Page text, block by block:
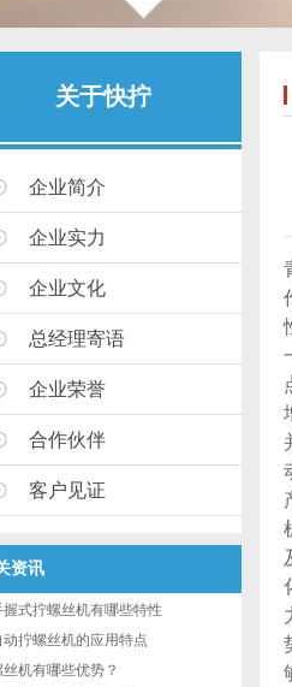
关于快拧
企业简介
企业实力
企业文化
总经理寄语
企业荣誉
合作伙伴
客户见证
资讯
握式拧螺丝机有哪些特性
动拧螺丝机的应用特点
丝机有哪些优势？